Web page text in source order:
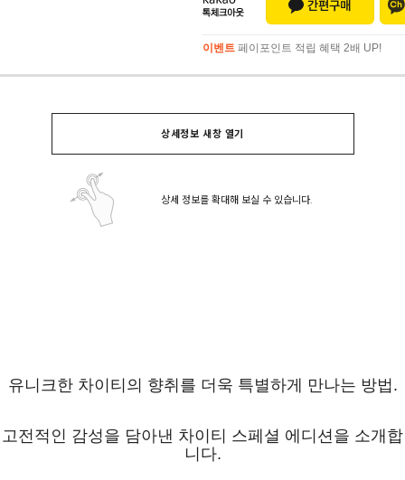
이벤트 페이포인트 적립 혜택 2배 UP!
이벤트페이포인트 적립 혜택 2배 UP!
상세정보 새창 열기
상세 정보를 확대해 보실 수 있습니다.
유니크한 차이티의 향취를 더욱 특별하게 만나는 방법.
고전적인 감성을 담아낸 차이티 스페셜 에디션을 소개합
니다.